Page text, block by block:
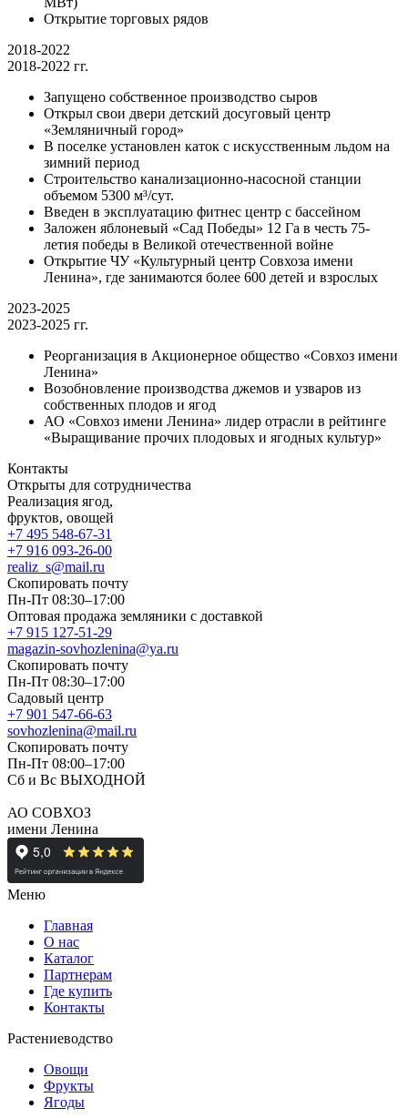
Открытие торговых рядов
2018-2022
2018-2022 гг.
Запущено собственное производство сыров
Открыл свои двери детский досуговый центр
«Земляничный город»
В поселке установлен каток с искусственным льдом на
зимний период
Строительство канализационно-насосной станции
объемом 5300 м³/сут.
Введен в эксплуатацию фитнес центр с бассейном
Заложен яблоневый «Сад Победы» 12 Га в честь 75-
летия победы в Великой отечественной войне
Открытие ЧУ «Культурный центр Совхоза имени
Ленина», где занимаются более 600 детей и взрослых
2023-2025
2023-2025 гг.
Реорганизация в Акционерное общество «Совхоз имени
Ленина»
Возобновление производства джемов и узваров из
собственных плодов и ягод
АО «Совхоз имени Ленина» лидер отрасли в рейтинге
«Выращивание прочих плодовых и ягодных культур»
Контакты
Открыты для сотрудничества
Реализация ягод,
фруктов, овощей
+7 495 548-67-31
+7 916 093-26-00
realiz_s@mail.ru
Скопировать почту
Пн-Пт 08:30–17:00
Оптовая продажа земляники с доставкой
+7 915 127-51-29
magazin-sovhozlenina@ya.ru
Скопировать почту
Пн-Пт 08:30–17:00
Садовый центр
+7 901 547-66-63
sovhozlenina@mail.ru
Скопировать почту
Пн-Пт 08:00–17:00
Сб и Вс ВЫХОДНОЙ
АО СОВХОЗ
имени Ленина
Меню
Главная
О нас
Каталог
Партнерам
Где купить
Контакты
Растениеводство
Овощи
Фрукты
Ягоды